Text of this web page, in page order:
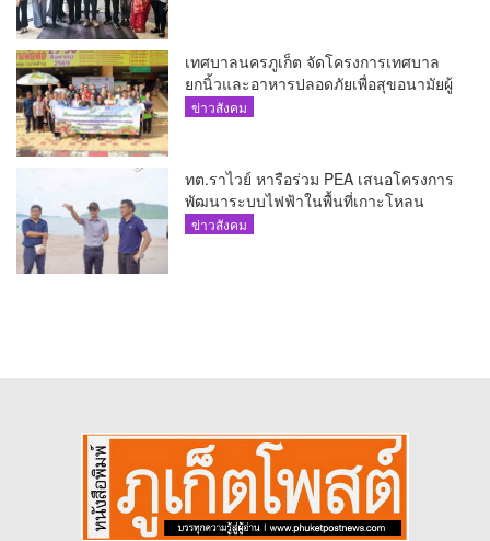
เทศบาลนครภูเก็ต จัดโครงการเทศบาล
ยกนิ้วและอาหารปลอดภัยเพื่อสุขอนามัยผู้
บริโภค
ข่าวสังคม
ทต.ราไวย์ หารือร่วม PEA เสนอโครงการ
พัฒนาระบบไฟฟ้าในพื้นที่เกาะโหลน
ข่าวสังคม